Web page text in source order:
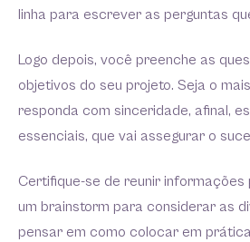
linha para escrever as perguntas
Logo depois, você preenche as
objetivos do seu projeto. Seja o
responda com sinceridade, afinal,
essenciais, que vai assegurar o
Certifique-se de reunir informações
um brainstorm para considerar as
pensar em como colocar em